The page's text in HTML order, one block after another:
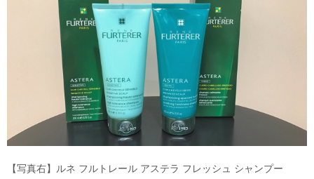
【写真右】ルネ フルトレール アステラ フレッシュ シャンプー